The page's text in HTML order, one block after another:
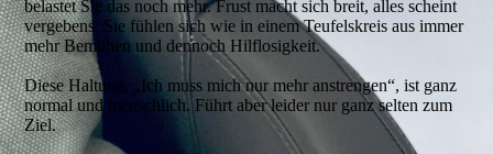
belastet Sie das noch mehr. Frust macht sich breit, alles scheint
vergebens. Sie fühlen sich wie in einem Teufelskreis aus immer
mehr Bemühen und dennoch Hilflosigkeit.
Diese Haltung, „Ich muss mich nur mehr anstrengen“, ist ganz
normal und menschlich. Führt aber leider nur ganz selten zum
Ziel.